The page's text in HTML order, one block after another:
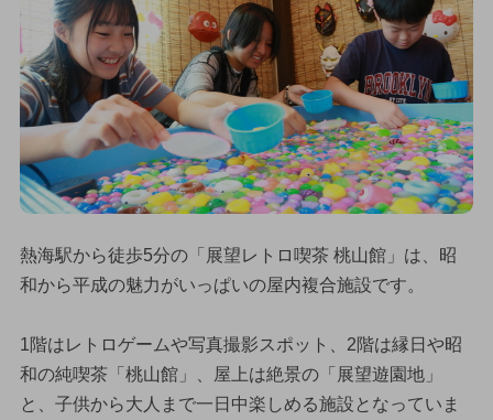
熱海駅から徒歩5分の「展望レトロ喫茶 桃山館」は、昭
和から平成の魅力がいっぱいの屋内複合施設です。
1階はレトロゲームや写真撮影スポット、2階は縁日や昭
和の純喫茶「桃山館」、屋上は絶景の「展望遊園地」
と、子供から大人まで一日中楽しめる施設となっていま